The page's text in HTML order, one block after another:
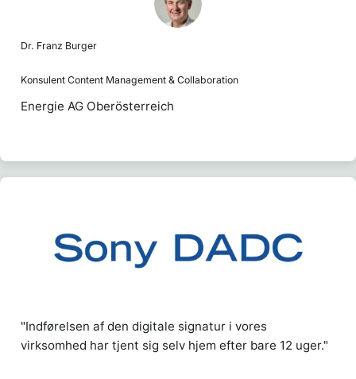
Dr. Franz Burger
Konsulent Content Management & Collaboration
Energie AG Oberösterreich
"Indførelsen af den digitale signatur i vores
virksomhed har tjent sig selv hjem efter bare 12 uger."